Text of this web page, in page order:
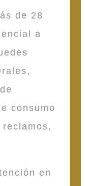
de 28
a
consumo
en